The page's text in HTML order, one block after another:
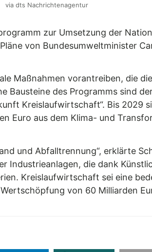
via dts Nachrichtenagentur
zur Umsetzung der
von Bundesumweltminister
Maßnahmen vorantreiben, die
Bausteine des Programms sind
Kreislaufwirtschaft“. Bis 2029
Euro aus dem Klima- und
und Abfalltrennung“, erklärte
Industrieanlagen, die dank
Kreislaufwirtschaft sei eine
von 60 Milliarden